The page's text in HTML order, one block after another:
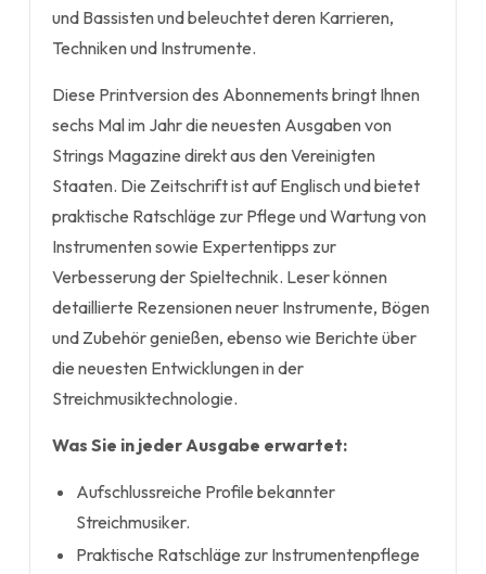
und Bassisten und beleuchtet deren Karrieren,
Techniken und Instrumente.
Diese Printversion des Abonnements bringt Ihnen
sechs Mal im Jahr die neuesten Ausgaben von
Strings Magazine direkt aus den Vereinigten
Staaten. Die Zeitschrift ist auf Englisch und bietet
praktische Ratschläge zur Pflege und Wartung von
Instrumenten sowie Expertentipps zur
Verbesserung der Spieltechnik. Leser können
detaillierte Rezensionen neuer Instrumente, Bögen
und Zubehör genießen, ebenso wie Berichte über
die neuesten Entwicklungen in der
Streichmusiktechnologie.
Was Sie in jeder Ausgabe erwartet:
Aufschlussreiche Profile bekannter
Streichmusiker.
Praktische Ratschläge zur Instrumentenpflege